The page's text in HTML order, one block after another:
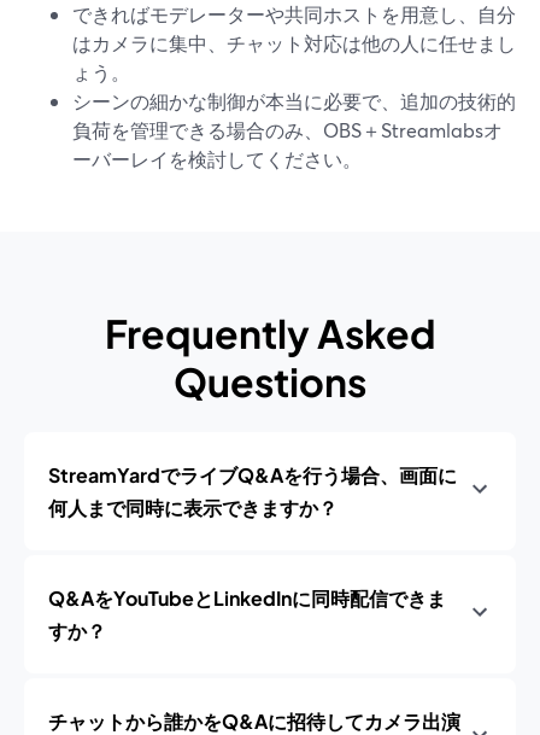
できればモデレーターや共同ホストを用意し、自分
はカメラに集中、チャット対応は他の人に任せまし
ょう。
シーンの細かな制御が本当に必要で、追加の技術的
負荷を管理できる場合のみ、OBS＋Streamlabsオ
ーバーレイを検討してください。
Frequently Asked
Questions
StreamYardでライブQ&Aを行う場合、画面に
何人まで同時に表示できますか？
Q&AをYouTubeとLinkedInに同時配信できま
すか？
チャットから誰かをQ&Aに招待してカメラ出演